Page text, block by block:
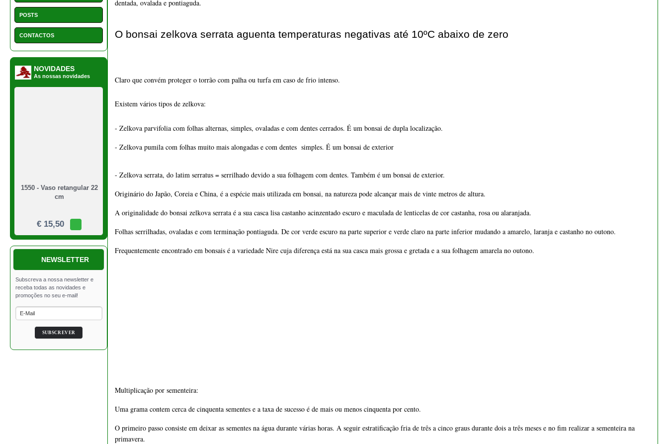
POSTS
CONTACTOS
NOVIDADES
As nossas novidades
1550 - Vaso retangular 22
cm
cm
NEWSLETTER
dentada, ovalada e pontiaguda.
O bonsai zelkova serrata aguenta temperaturas negativas até 10ºC abaixo de zero
Claro que convém proteger o torrão com palha ou turfa em caso de frio intenso.
Existem vários tipos de zelkova:
- Zelkova parvifolia com folhas alternas, simples, ovaladas e com dentes cerrados. É um bonsai de dupla localização.
- Zelkova pumila com folhas muito mais alongadas e com dentes  simples. É um bonsai de exterior
- Zelkova serrata, do latim serratus = serrilhado devido a sua folhagem com dentes. Também é um bonsai de exterior.
Originário do Japão, Coreia e China, é a espécie mais utilizada em bonsai, na natureza pode alcançar mais de vinte metros de altura.
A originalidade do bonsai zelkova serrata é a sua casca lisa castanho acinzentado escuro e maculada de lenticelas de cor castanha, rosa ou alaranjada.
Folhas serrilhadas, ovaladas e com terminação pontiaguda. De cor verde escuro na parte superior e verde claro na parte inferior mudando a amarelo, laranja e castanho no outono.
Frequentemente encontrado em bonsais é a variedade Nire cuja diferença está na sua casca mais grossa e gretada e a sua folhagem amarela no outono.
Multiplicação por sementeira:
Uma grama contem cerca de cinquenta sementes e a taxa de sucesso é de mais ou menos cinquenta por cento.
O primeiro passo consiste em deixar as sementes na água durante várias horas. A seguir estratificação fria de três a cinco graus durante dois a três meses e no fim realizar a sementeira na
primavera.